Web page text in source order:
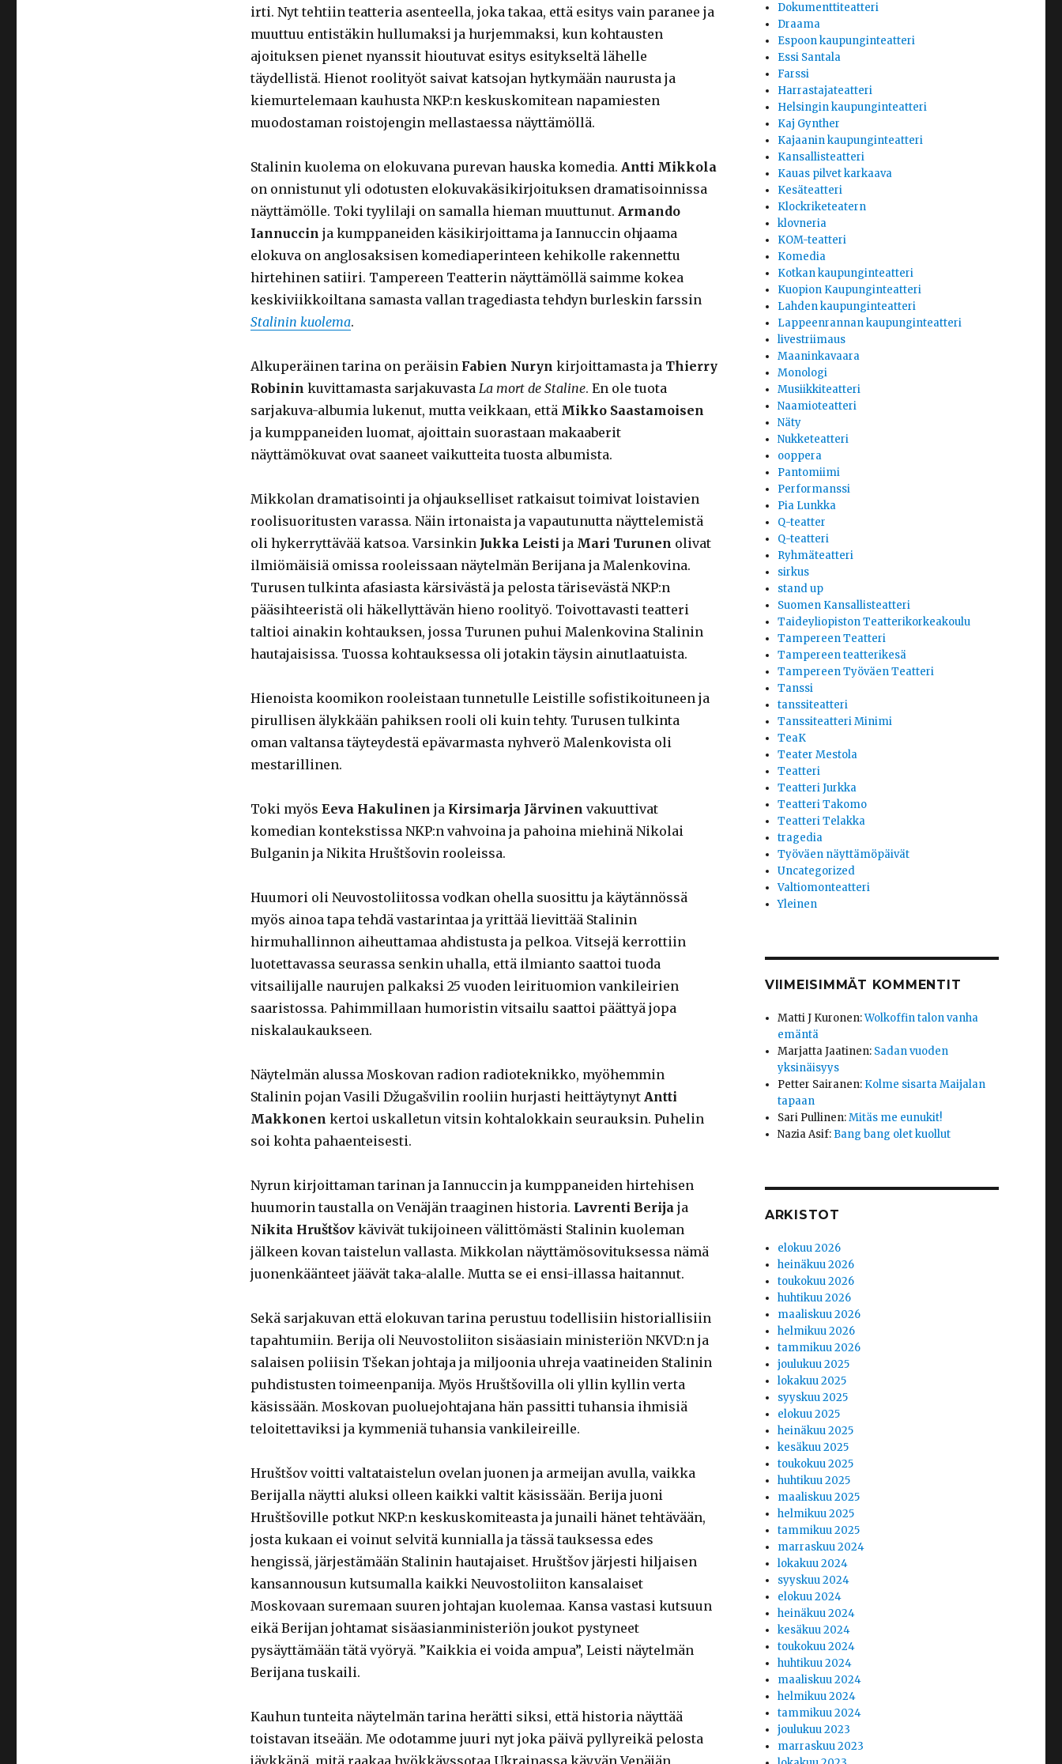
irti. Nyt tehtiin teatteria asenteella, joka takaa, että esitys vain paranee ja
muuttuu entistäkin hullumaksi ja hurjemmaksi, kun kohtausten
ajoituksen pienet nyanssit hioutuvat esitys esitykseltä lähelle
täydellistä. Hienot roolityöt saivat katsojan hytkymään naurusta ja
kiemurtelemaan kauhusta NKP:n keskuskomitean napamiesten
muodostaman roistojengin mellastaessa näyttämöllä.
Stalinin kuolema on elokuvana purevan hauska komedia. Antti Mikkola
on onnistunut yli odotusten elokuvakäsikirjoituksen dramatisoinnissa
näyttämölle. Toki tyylilaji on samalla hieman muuttunut. Armando
Iannuccin ja kumppaneiden käsikirjoittama ja Iannuccin ohjaama
elokuva on anglosaksisen komediaperinteen kehikolle rakennettu
hirtehinen satiiri. Tampereen Teatterin näyttämöllä saimme kokea
keskiviikkoiltana samasta vallan tragediasta tehdyn burleskin farssin
Stalinin kuolema.
Alkuperäinen tarina on peräisin Fabien Nuryn kirjoittamasta ja Thierry
Robinin kuvittamasta sarjakuvasta La mort de Staline. En ole tuota
sarjakuva-albumia lukenut, mutta veikkaan, että Mikko Saastamoisen
ja kumppaneiden luomat, ajoittain suorastaan makaaberit
näyttämökuvat ovat saaneet vaikutteita tuosta albumista.
Mikkolan dramatisointi ja ohjaukselliset ratkaisut toimivat loistavien
roolisuoritusten varassa. Näin irtonaista ja vapautunutta näyttelemistä
oli hykerryttävää katsoa. Varsinkin Jukka Leisti ja Mari Turunen olivat
ilmiömäisiä omissa rooleissaan näytelmän Berijana ja Malenkovina.
Turusen tulkinta afasiasta kärsivästä ja pelosta tärisevästä NKP:n
pääsihteeristä oli häkellyttävän hieno roolityö. Toivottavasti teatteri
taltioi ainakin kohtauksen, jossa Turunen puhui Malenkovina Stalinin
hautajaisissa. Tuossa kohtauksessa oli jotakin täysin ainutlaatuista.
Hienoista koomikon rooleistaan tunnetulle Leistille sofistikoituneen ja
pirullisen älykkään pahiksen rooli oli kuin tehty. Turusen tulkinta
oman valtansa täyteydestä epävarmasta nyhverö Malenkovista oli
mestarillinen.
Toki myös Eeva Hakulinen ja Kirsimarja Järvinen vakuuttivat
komedian kontekstissa NKP:n vahvoina ja pahoina miehinä Nikolai
Bulganin ja Nikita Hruštšovin rooleissa.
Huumori oli Neuvostoliitossa vodkan ohella suosittu ja käytännössä
myös ainoa tapa tehdä vastarintaa ja yrittää lievittää Stalinin
hirmuhallinnon aiheuttamaa ahdistusta ja pelkoa. Vitsejä kerrottiin
luotettavassa seurassa senkin uhalla, että ilmianto saattoi tuoda
vitsailijalle naurujen palkaksi 25 vuoden leirituomion vankileirien
saaristossa. Pahimmillaan humoristin vitsailu saattoi päättyä jopa
niskalaukaukseen.
Näytelmän alussa Moskovan radion radioteknikko, myöhemmin
Stalinin pojan Vasili Džugašvilin rooliin hurjasti heittäytynyt Antti
Makkonen kertoi uskalletun vitsin kohtalokkain seurauksin. Puhelin
soi kohta pahaenteisesti.
Nyrun kirjoittaman tarinan ja Iannuccin ja kumppaneiden hirtehisen
huumorin taustalla on Venäjän traaginen historia. Lavrenti Berija ja
Nikita Hruštšovkävivät tukijoineen välittömästi Stalinin kuoleman
jälkeen kovan taistelun vallasta. Mikkolan näyttämösovituksessa nämä
juonenkäänteet jäävät taka-alalle. Mutta se ei ensi-illassa haitannut.
Sekä sarjakuvan että elokuvan tarina perustuu todellisiin historiallisiin
tapahtumiin. Berija oli Neuvostoliiton sisäasiain ministeriön NKVD:n ja
salaisen poliisin Tšekan johtaja ja miljoonia uhreja vaatineiden Stalinin
puhdistusten toimeenpanija. Myös Hruštšovilla oli yllin kyllin verta
käsissään. Moskovan puoluejohtajana hän passitti tuhansia ihmisiä
teloitettaviksi ja kymmeniä tuhansia vankileireille.
Hruštšov voitti valtataistelun ovelan juonen ja armeijan avulla, vaikka
Berijalla näytti aluksi olleen kaikki valtit käsissään. Berija juoni
Hruštšoville potkut NKP:n keskuskomiteasta ja junaili hänet tehtävään,
josta kukaan ei voinut selvitä kunnialla ja tässä tauksessa edes
hengissä, järjestämään Stalinin hautajaiset. Hruštšov järjesti hiljaisen
kansannousun kutsumalla kaikki Neuvostoliiton kansalaiset
Moskovaan suremaan suuren johtajan kuolemaa. Kansa vastasi kutsuun
eikä Berijan johtamat sisäasianministeriön joukot pystyneet
pysäyttämään tätä vyöryä. ”Kaikkia ei voida ampua”, Leisti näytelmän
Berijana tuskaili.
Kauhun tunteita näytelmän tarina herätti siksi, että historia näyttää
toistavan itseään. Me odotamme juuri nyt joka päivä pyllyreikä pelosta
jäykkänä, mitä raakaa hyökkäyssotaa Ukrainassa käyvän Venäjän
Dokumenttiteatteri
Draama
Espoon kaupunginteatteri
Essi Santala
Farssi
Harrastajateatteri
Helsingin kaupunginteatteri
Kaj Gynther
Kajaanin kaupunginteatteri
Kansallisteatteri
Kauas pilvet karkaava
Kesäteatteri
Klockriketeatern
klovneria
KOM-teatteri
Komedia
Kotkan kaupunginteatteri
Kuopion Kaupunginteatteri
Lahden kaupunginteatteri
Lappeenrannan kaupunginteatteri
livestriimaus
Maaninkavaara
Monologi
Musiikkiteatteri
Naamioteatteri
Näty
Nukketeatteri
ooppera
Pantomiimi
Performanssi
Pia Lunkka
Q-teatter
Q-teatteri
Ryhmäteatteri
sirkus
stand up
Suomen Kansallisteatteri
Taideyliopiston Teatterikorkeakoulu
Tampereen Teatteri
Tampereen teatterikesä
Tampereen Työväen Teatteri
Tanssi
tanssiteatteri
Tanssiteatteri Minimi
TeaK
Teater Mestola
Teatteri
Teatteri Jurkka
Teatteri Takomo
Teatteri Telakka
tragedia
Työväen näyttämöpäivät
Uncategorized
Valtiomonteatteri
Yleinen
VIIMEISIMMÄT KOMMENTIT
Matti J Kuronen:Wolkoffin talon vanha
emäntä
Marjatta Jaatinen: Sadan vuoden
yksinäisyys
Petter Sairanen: Kolme sisarta Maijalan
tapaan
Sari Pullinen:Mitäs me eunukit!
Nazia Asif: Bang bang olet kuollut
ARKISTOT
elokuu 2026
heinäkuu 2026
toukokuu 2026
huhtikuu 2026
maaliskuu 2026
helmikuu 2026
tammikuu 2026
joulukuu 2025
lokakuu 2025
syyskuu 2025
elokuu 2025
heinäkuu 2025
kesäkuu 2025
toukokuu 2025
huhtikuu 2025
maaliskuu 2025
helmikuu 2025
tammikuu 2025
marraskuu 2024
lokakuu 2024
syyskuu 2024
elokuu 2024
heinäkuu 2024
kesäkuu 2024
toukokuu 2024
huhtikuu 2024
maaliskuu 2024
helmikuu 2024
tammikuu 2024
joulukuu 2023
marraskuu 2023